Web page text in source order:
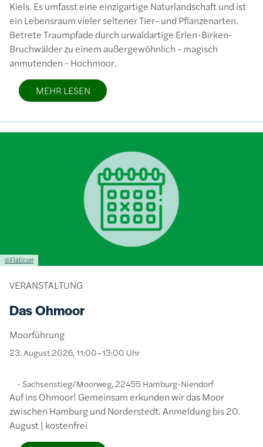
Kiels. Es umfasst eine einzigartige Naturlandschaft und ist
ein Lebensraum vieler seltener Tier- und Pflanzenarten.
Betrete Traumpfade durch urwaldartige Erlen-Birken-
Bruchwälder zu einem außergewöhnlich - magisch
anmutenden - Hochmoor.
MEHR LESEN
Lizenzinformationen einschließlich Urheberrecht
©Flaticon
VERANSTALTUNG
Das Ohmoor
Moorführung
23. August 2026, 11:00–13:00 Uhr
Sachsenstieg/Moorweg, 22455 Hamburg-Niendorf
Auf ins Ohmoor! Gemeinsam erkunden wir das Moor
zwischen Hamburg und Norderstedt. Anmeldung bis 20.
August | kostenfrei